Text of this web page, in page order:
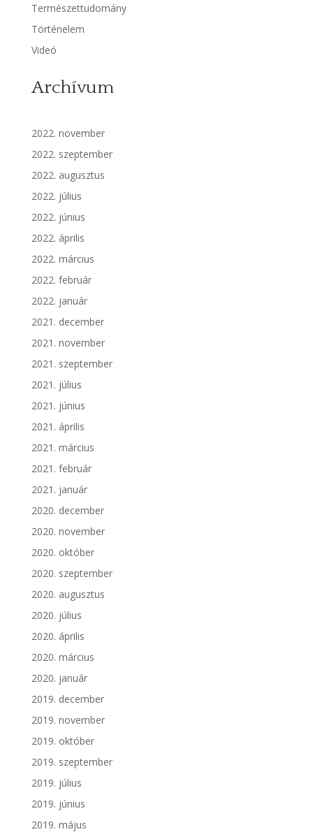
Természettudomány
Történelem
Videó
Archívum
2022. november
2022. szeptember
2022. augusztus
2022. július
2022. június
2022. április
2022. március
2022. február
2022. január
2021. december
2021. november
2021. szeptember
2021. július
2021. június
2021. április
2021. március
2021. február
2021. január
2020. december
2020. november
2020. október
2020. szeptember
2020. augusztus
2020. július
2020. április
2020. március
2020. január
2019. december
2019. november
2019. október
2019. szeptember
2019. július
2019. június
2019. május